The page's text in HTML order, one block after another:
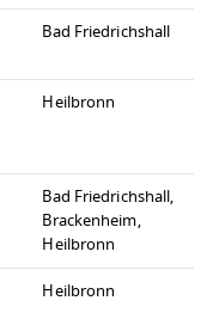
Bad Friedrichshall
Heilbronn
Bad Friedrichshall,
Brackenheim,
Heilbronn
Heilbronn